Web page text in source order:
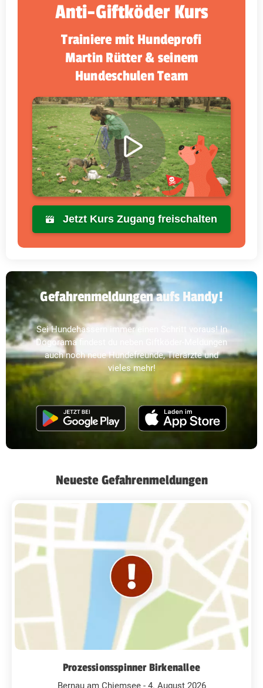
Anti-Giftköder Kurs
Trainiere mit Hundeprofi
Martin Rütter & seinem
Hundeschulen Team
Jetzt Kurs Zugang freischalten
Gefahrenmeldungen aufs Handy!
Sei Hundehassern immer einen Schritt voraus! In
Dogorama findest du neben Giftköder-Meldungen
auch noch neue Hundefreunde, Tierärzte und
vieles mehr!
Neueste Gefahrenmeldungen
Prozessionsspinner Birkenallee
Bernau am Chiemsee - 4. August 2026